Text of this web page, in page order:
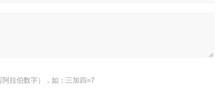
拉伯数字），如：三加四=7